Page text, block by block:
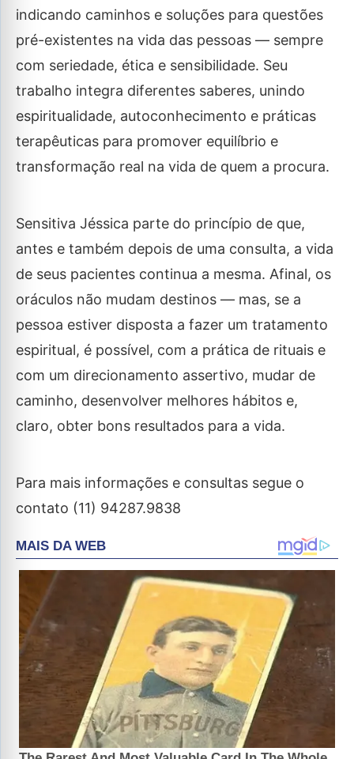
indicando caminhos e soluções para questões
pré-existentes na vida das pessoas — sempre
com seriedade, ética e sensibilidade. Seu
trabalho integra diferentes saberes, unindo
espiritualidade, autoconhecimento e práticas
terapêuticas para promover equilíbrio e
transformação real na vida de quem a procura.
Sensitiva Jéssica parte do princípio de que,
antes e também depois de uma consulta, a vida
de seus pacientes continua a mesma. Afinal, os
oráculos não mudam destinos — mas, se a
pessoa estiver disposta a fazer um tratamento
espiritual, é possível, com a prática de rituais e
com um direcionamento assertivo, mudar de
caminho, desenvolver melhores hábitos e,
claro, obter bons resultados para a vida.
Para mais informações e consultas segue o
contato (11) 94287.9838